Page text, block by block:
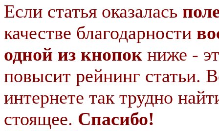
Если статья оказалась
качестве благодарности
одной из кнопок ниже -
повысит рейнинг статьи.
интернете так трудно
стоящее. Спасибо!